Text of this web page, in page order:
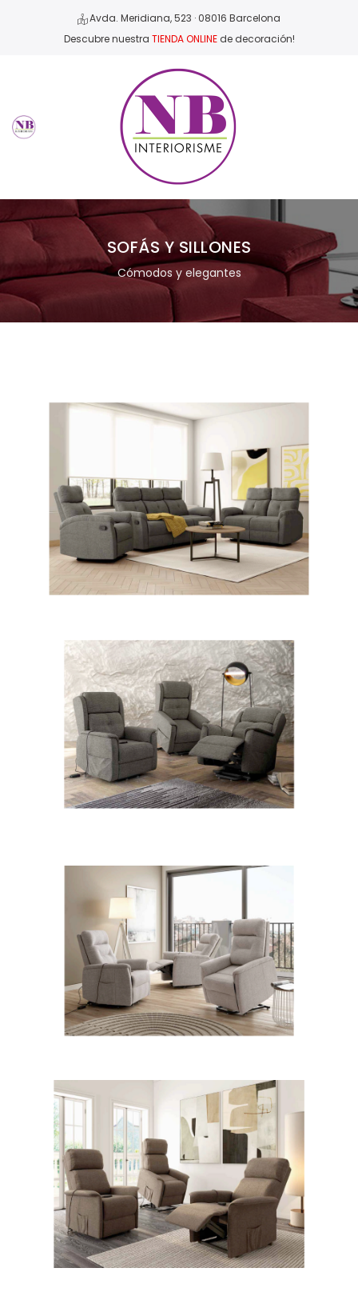
Avda. Meridiana, 523 · 08016 Barcelona
Descubre nuestra TIENDA ONLINEde decoración!
SOFÁS Y SILLONES
Cómodos y elegantes
38BOZOEP-ELCT
38BOCLOP-M
38BODIAP-M
38BOFIOP-M2M